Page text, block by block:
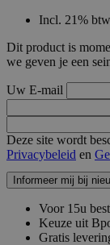
Incl. 21% btw
Dit product is
we geven je een
Uw E-mail
Deze site wordt
Privacybeleid en
Informeer mij bij
Voor 15u
Keuze uit
Gratis